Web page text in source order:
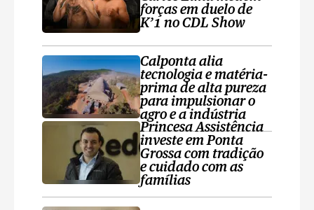
forças em duelo de
K’1 no CDL Show
Calponta alia
tecnologia e matéria-
prima de alta pureza
para impulsionar o
agro e a indústria
Princesa Assistência
investe em Ponta
Grossa com tradição
e cuidado com as
famílias